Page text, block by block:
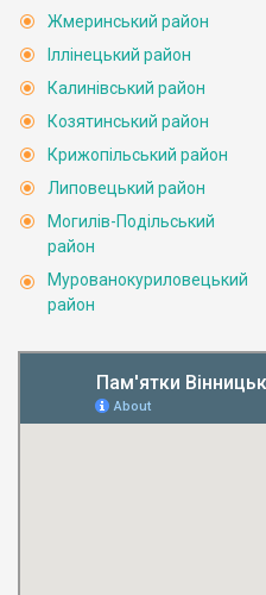
Жмеринський район
Іллінецький район
Калинівський район
Козятинський район
Крижопільський район
Липовецький район
Могилів-Подільський
район
Мурованокуриловецький
район